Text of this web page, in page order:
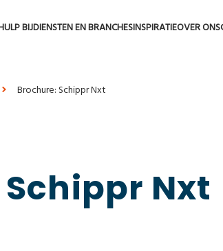
BIJDIENSTEN EN BRANCHESINSPIRATIEOVER ONS
Brochure: Schippr Nxt
Nxt